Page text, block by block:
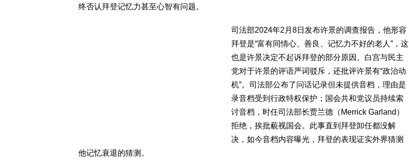
终否认拜登记忆力甚至心智有问题。
司法部2024年2月8日发布许景的调查报告，他形容
拜登是“富有同情心、善良、记忆力不好的老人”，这
也是许景决定不起诉拜登的部分原因。白宫与民主
党对于许景的评语严词驳斥，还批评许景有“政治动
机”。司法部公布了问话记录但未提供音档，理由是
录音档受到行政特权保护；国会共和党议员持续索
讨音档，时任司法部长贾兰德（Merrick Garland）
拒绝，挨批藐视国会。此事直到拜登卸任都没解
决，如今音档内容曝光，拜登的表现证实外界猜测
他记忆衰退的猜测。